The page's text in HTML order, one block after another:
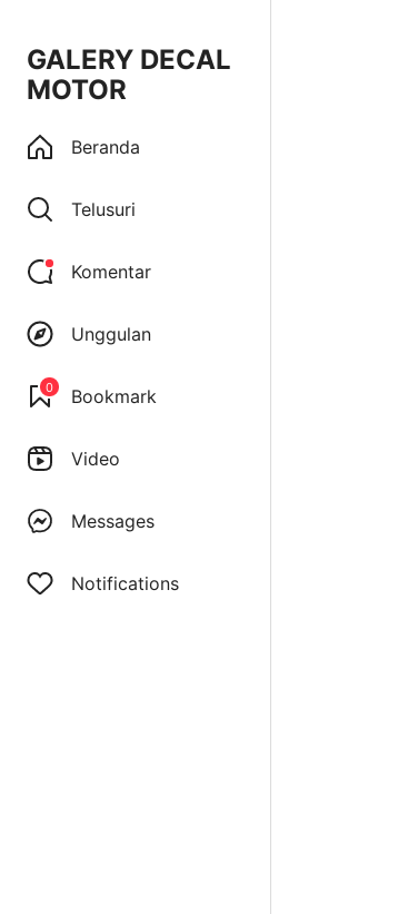
GALERY DECAL
MOTOR
Beranda
Telusuri
Komentar
Unggulan
0 Bookmark
Video
Messages
Notifications